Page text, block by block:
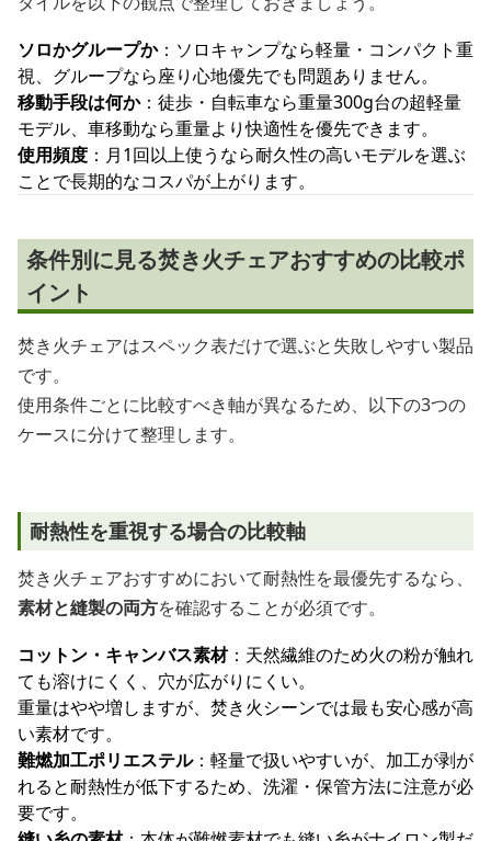
ソロかグループか：ソロキャンプなら軽量・コンパクト重
視、グループなら座り心地優先でも問題ありません。
移動手段は何か：徒歩・自転車なら重量300g台の超軽量
モデル、車移動なら重量より快適性を優先できます。
使用頻度 ：月1回以上使うなら耐久性の高いモデルを選ぶ
ことで長期的なコスパが上がります。
条件別に見る焚き火チェアおすすめの比較ポ
イント
焚き火チェアはスペック表だけで選ぶと失敗しやすい製品
です。
使用条件ごとに比較すべき軸が異なるため、以下の3つの
ケースに分けて整理します。
耐熱性を重視する場合の比較軸
焚き火チェアおすすめにおいて耐熱性を最優先するなら、
素材と縫製の両方を確認することが必須です。
コットン・キャンバス素材：天然繊維のため火の粉が触れ
ても溶けにくく、穴が広がりにくい。
重量はやや増しますが、焚き火シーンでは最も安心感が高
い素材です。
難燃加工ポリエステル：軽量で扱いやすいが、加工が剥が
れると耐熱性が低下するため、洗濯・保管方法に注意が必
要です。